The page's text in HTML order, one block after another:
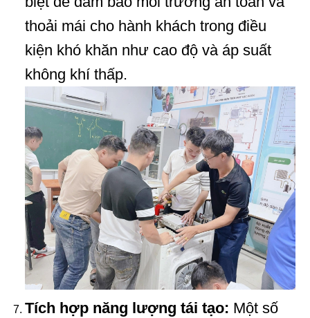
thoải mái cho hành khách trong điều
kiện khó khăn như cao độ và áp suất
không khí thấp.
Tích hợp năng lượng tái tạo: Một số